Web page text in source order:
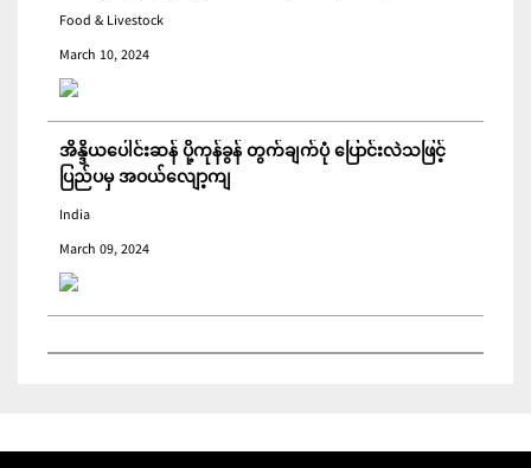
Food & Livestock
March 10, 2024
အိန္ဒိယပေါင်းဆန် ပို့ကုန်ခွန် တွက်ချက်ပုံ ပြောင်းလဲသဖြင့်
ပြည်ပမှ အဝယ်လျော့ကျ
India
March 09, 2024